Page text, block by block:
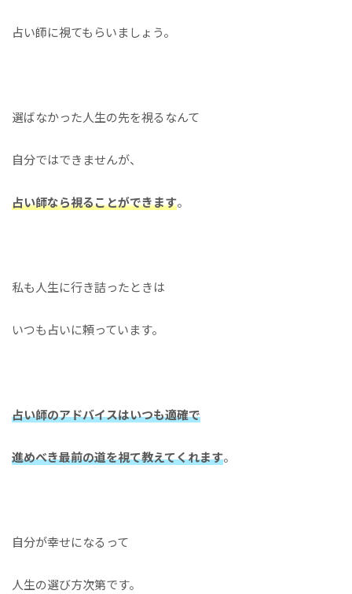
占い師に視てもらいましょう。
選ばなかった人生の先を視るなんて
自分ではできませんが、
占い師なら視ることができます。
私も人生に行き詰ったときは
いつも占いに頼っています。
占い師のアドバイスはいつも適確で
進めべき最前の道を視て教えてくれます。
自分が幸せになるって
人生の選び方次第です。